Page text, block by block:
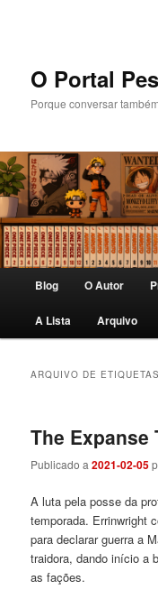
primário
secundárioO Portal
Porque conversar
Blog O Autor
A Lista Arquivo
ARQUIVO DE
The Expanse
Publicado a2021-02-05
A luta pela posse da
temporada. Errinwright
para declarar guerra a
traidora, dando início a
as fações.